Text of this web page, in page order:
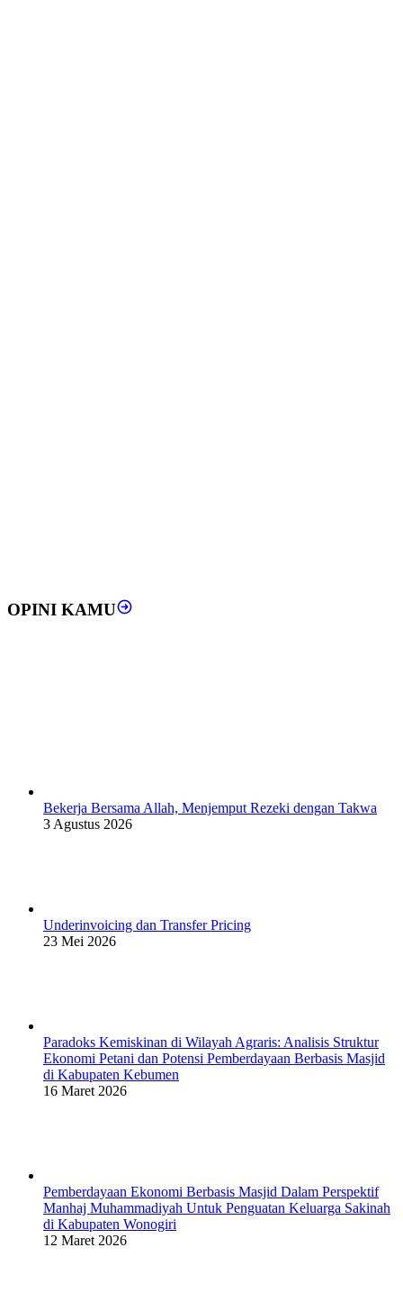
OPINI KAMU
Bekerja Bersama Allah, Menjemput Rezeki dengan Takwa
3 Agustus 2026
Underinvoicing dan Transfer Pricing
23 Mei 2026
Paradoks Kemiskinan di Wilayah Agraris: Analisis Struktur
Ekonomi Petani dan Potensi Pemberdayaan Berbasis Masjid
di Kabupaten Kebumen
16 Maret 2026
Pemberdayaan Ekonomi Berbasis Masjid Dalam Perspektif
Manhaj Muhammadiyah Untuk Penguatan Keluarga Sakinah
di Kabupaten Wonogiri
12 Maret 2026